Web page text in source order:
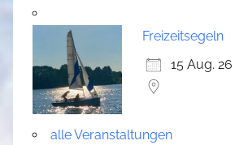
Freizeitsegeln
15 Aug. 26
alle Veranstaltungen